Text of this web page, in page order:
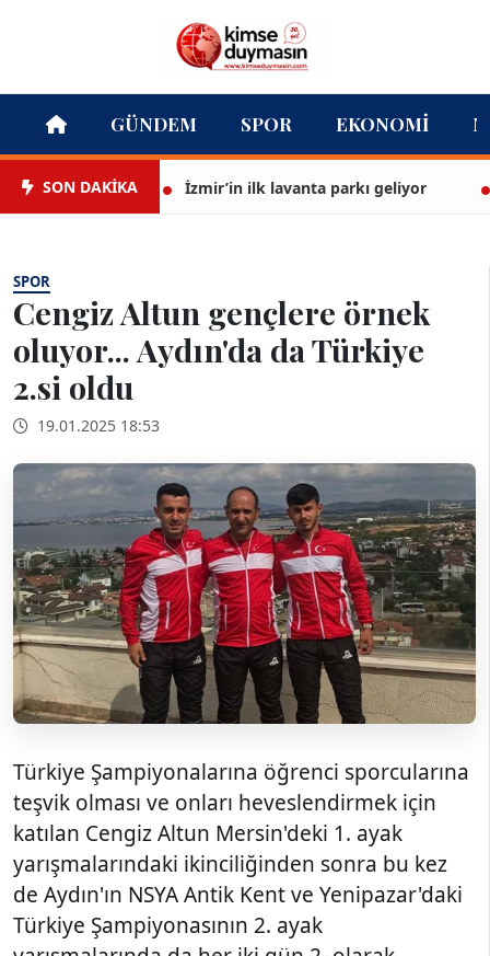
GÜNDEM SPOR EKONOMI
SON DAKİKA İzmir’in ilk lavanta parkı geliyor
SPOR
Cengiz Altun gençlere örnek
oluyor... Aydın'da da Türkiye
2.si oldu
19.01.2025 18:53
Türkiye Şampiyonalarına öğrenci sporcularına
teşvik olması ve onları heveslendirmek için
katılan Cengiz Altun Mersin'deki 1. ayak
yarışmalarındaki ikinciliğinden sonra bu kez
de Aydın'ın NSYA Antik Kent ve Yenipazar'daki
Türkiye Şampiyonasının 2. ayak